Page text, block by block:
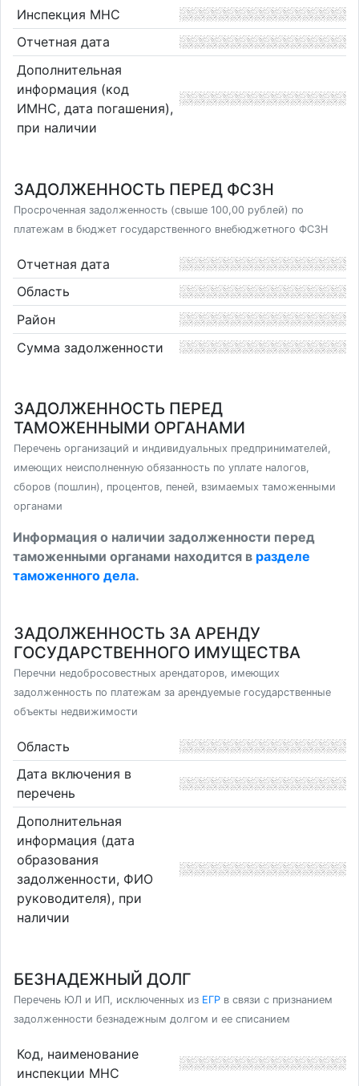
Инспекция МНС
Отчетная дата
Дополнительная
информация (код
ИМНС, дата погашения),
при наличии
ЗАДОЛЖЕННОСТЬ ПЕРЕД ФСЗН
Просроченная задолженность (свыше 100,00 рублей) по
платежам в бюджет государственного внебюджетного ФСЗН
Отчетная дата
Область
Район
Сумма задолженности
ЗАДОЛЖЕННОСТЬ ПЕРЕД
ТАМОЖЕННЫМИ ОРГАНАМИ
Перечень организаций и индивидуальных предпринимателей,
имеющих неисполненную обязанность по уплате налогов,
сборов (пошлин), процентов, пеней, взимаемых таможенными
органами
Информация о наличии задолженности перед
таможенными органами находится в разделе
таможенного дела.
ЗАДОЛЖЕННОСТЬ ЗА АРЕНДУ
ГОСУДАРСТВЕННОГО ИМУЩЕСТВА
Перечни недобросовестных арендаторов, имеющих
задолженность по платежам за арендуемые государственные
объекты недвижимости
Область
Дата включения в
перечень
Дополнительная
информация (дата
образования
задолженности, ФИО
руководителя), при
наличии
БЕЗНАДЕЖНЫЙ ДОЛГ
Перечень ЮЛ и ИП, исключенных из ЕГР в связи с признанием
задолженности безнадежным долгом и ее списанием
Код, наименование
инспекции МНС